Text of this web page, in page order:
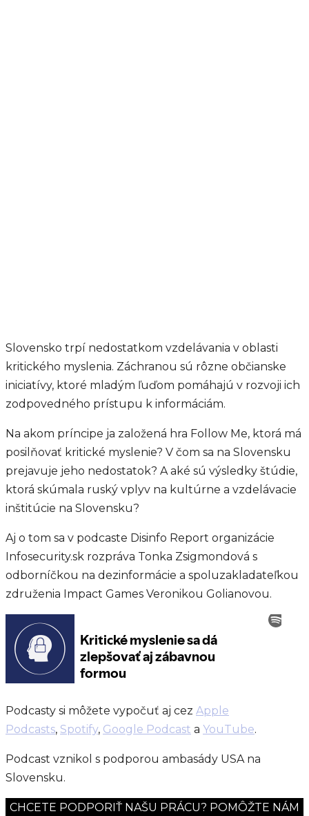
Slovensko trpí nedostatkom vzdelávania v oblasti
kritického myslenia. Záchranou sú rôzne občianske
iniciatívy, ktoré mladým ľuďom pomáhajú v rozvoji ich
zodpovedného prístupu k informáciám.
Na akom príncipe ja založená hra Follow Me, ktorá má
posilňovať kritické myslenie? V čom sa na Slovensku
prejavuje jeho nedostatok? A aké sú výsledky štúdie,
ktorá skúmala ruský vplyv na kultúrne a vzdelávacie
inštitúcie na Slovensku?
Aj o tom sa v podcaste Disinfo Report organizácie
Infosecurity.sk rozpráva Tonka Zsigmondová s
odborníčkou na dezinformácie a spoluzakladateľkou
združenia Impact Games Veronikou Golianovou.
Podcasty si môžete vypočuť aj cez Apple
Podcasts, Spotify, Google Podcast a YouTube.
Podcast vznikol s podporou ambasády USA na
Slovensku.
CHCETE PODPORIŤ NAŠU PRÁCU? POMÔŽTE NÁM